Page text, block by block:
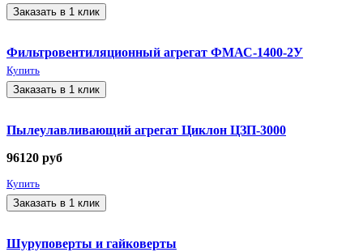
Заказать в 1 клик
Фильтровентиляционный агрегат ФМАС-1400-2У
Купить
Заказать в 1 клик
Пылеулавливающий агрегат Циклон ЦЗП-3000
96120 руб
Купить
Заказать в 1 клик
Шуруповерты и гайковерты